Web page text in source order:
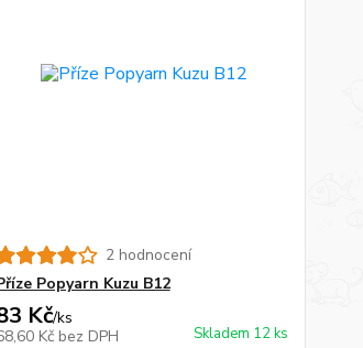
2 hodnocení
Popyarn Kuzu B12
Kč/ks
Kč bez DPH Skladem 12 ks